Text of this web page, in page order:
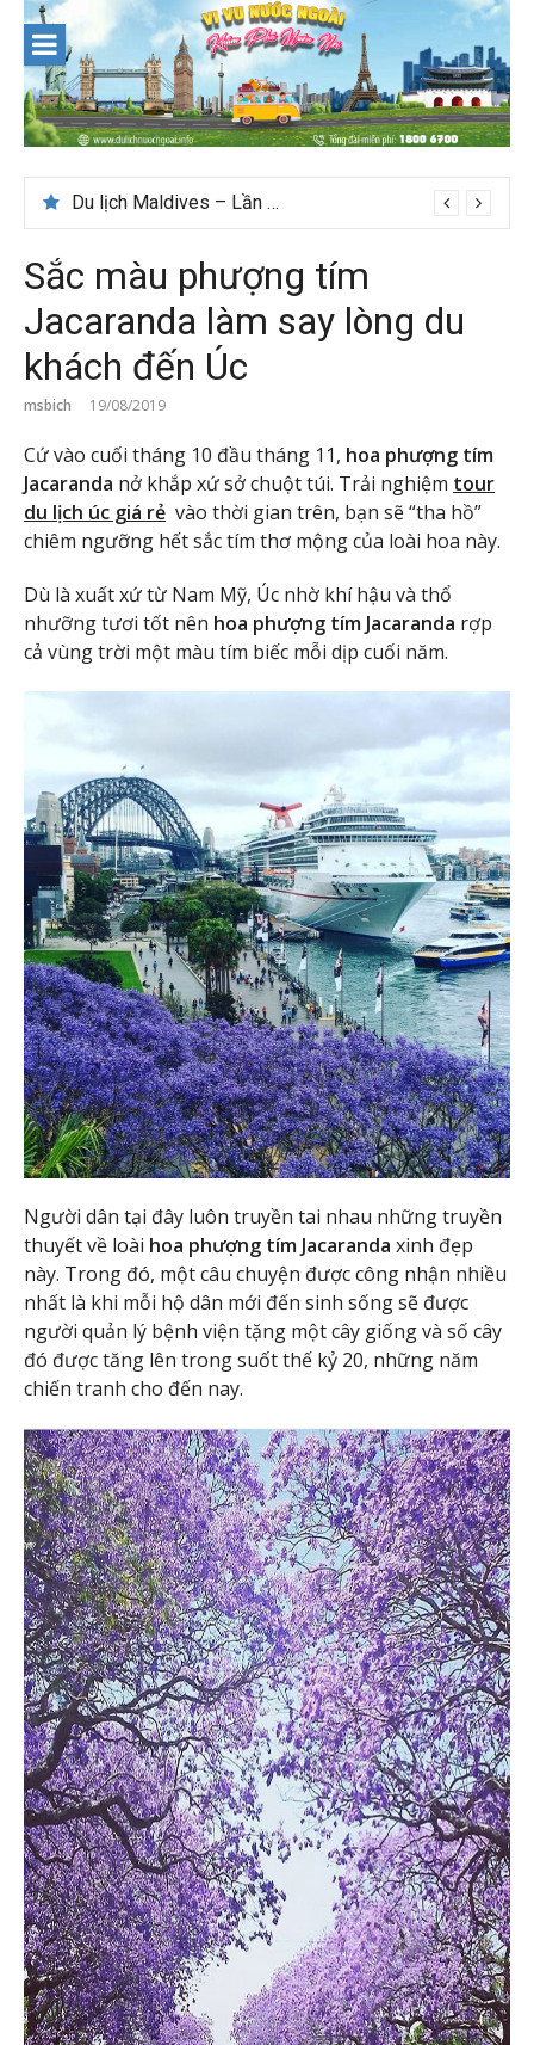
content
Du lịch Maldives – Lần đầu nên đi đâu, chơi gì?
Nên du lịch ở đâu ” giá tốt” dịp lễ quốc khánh 2/9
Sắc màu phượng tím
Jacaranda làm say lòng du
khách đến Úc
msbich 19/08/2019
Cứ vào cuối tháng 10 đầu tháng 11, hoa phượng tím
Jacaranda nở khắp xứ sở chuột túi. Trải nghiệm tour
du lịch úc giá rẻ vào thời gian trên, bạn sẽ “tha hồ”
chiêm ngưỡng hết sắc tím thơ mộng của loài hoa này.
Dù là xuất xứ từ Nam Mỹ, Úc nhờ khí hậu và thổ
nhưỡng tươi tốt nên hoa phượng tím Jacaranda rợp
cả vùng trời một màu tím biếc mỗi dịp cuối năm.
Người dân tại đây luôn truyền tai nhau những truyền
thuyết về loài hoa phượng tím Jacaranda xinh đẹp
này. Trong đó, một câu chuyện được công nhận nhiều
nhất là khi mỗi hộ dân mới đến sinh sống sẽ được
người quản lý bệnh viện tặng một cây giống và số cây
đó được tăng lên trong suốt thế kỷ 20, những năm
chiến tranh cho đến nay.